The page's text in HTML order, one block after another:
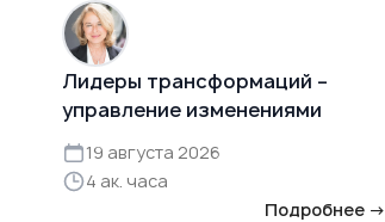
Лидеры трансформаций –
управление изменениями
19 августа 2026
4 ак. часа
Подробнее →